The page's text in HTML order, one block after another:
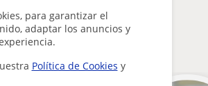
para garantizar el
adaptar los anuncios y
Política de Cookies y
interesarte